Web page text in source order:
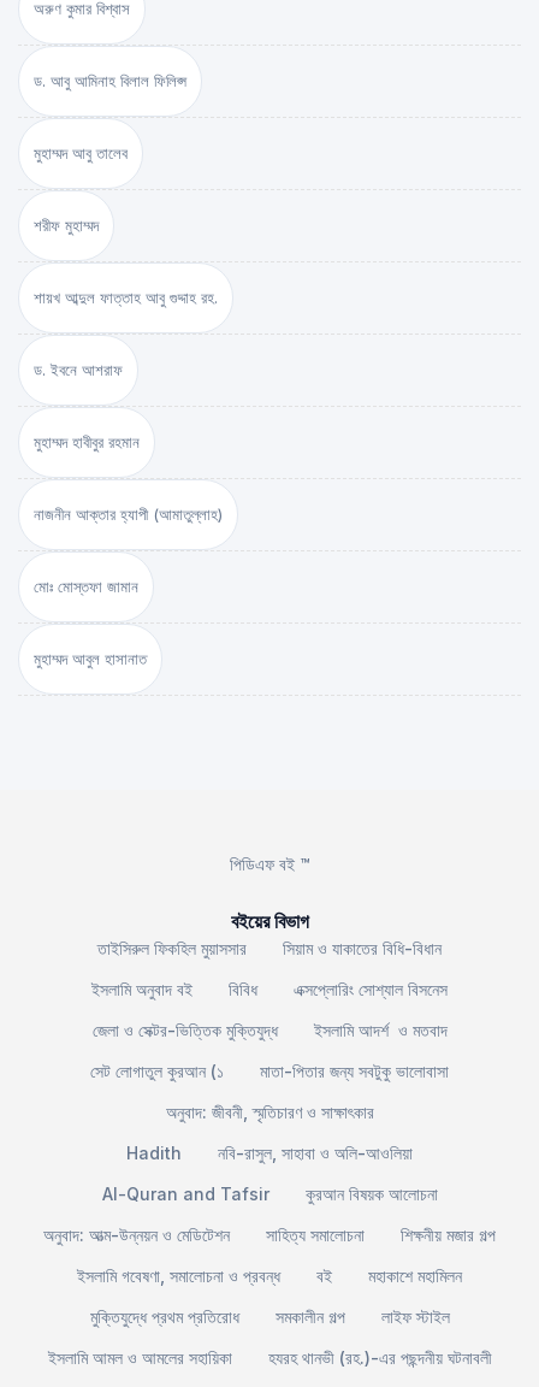
অরুণ কুমার বিশ্বাস
ড. আবু আমিনাহ বিলাল ফিলিপ্স
মুহাম্মদ আবু তালেব
শরীফ মুহাম্মদ
শায়খ আব্দুল ফাত্তাহ আবু গুদ্দাহ রহ.
ড. ইবনে আশরাফ
মুহাম্মদ হাবীবুর রহমান
নাজনীন আক্তার হ্যাপী (আমাতুল্লাহ)
মোঃ মোস্তফা জামান
মুহাম্মদ আবুল হাসানাত
পিডিএফ বই ™
বইয়ের বিভাগ
তাইসিরুল ফিকহিল মুয়াসসার
সিয়াম ও যাকাতের বিধি-বিধান
ইসলামি অনুবাদ বই
বিবিধ
এক্সপ্লোরিং সোশ্যাল বিসনেস
জেলা ও সেক্টর-ভিত্তিক মুক্তিযুদ্ধ
ইসলামি আদর্শ ও মতবাদ
সেট লোগাতুল কুরআন (১
মাতা-পিতার জন্য সবটুকু ভালোবাসা
অনুবাদ: জীবনী, স্মৃতিচারণ ও সাক্ষাৎকার
Hadith
নবি-রাসুল, সাহাবা ও অলি-আওলিয়া
Al-Quran and Tafsir
কুরআন বিষয়ক আলোচনা
অনুবাদ: আত্ম-উন্নয়ন ও মেডিটেশন
সাহিত্য সমালোচনা
শিক্ষনীয় মজার গল্প
ইসলামি গবেষণা, সমালোচনা ও প্রবন্ধ
বই
মহাকাশে মহামিলন
মুক্তিযুদ্ধে প্রথম প্রতিরোধ
সমকালীন গল্প
লাইফ স্টাইল
ইসলামি আমল ও আমলের সহায়িকা
হযরহ থানভী (রহ.)-এর পছন্দনীয় ঘটনাবলী